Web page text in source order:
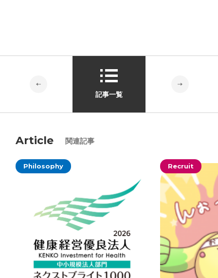
記事一覧
Article 関連記事
Philosophy Recruit